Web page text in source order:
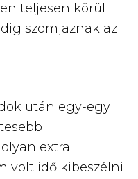
teljesen körül
szomjaznak az
után egy-egy
extra
volt idő kibeszélni